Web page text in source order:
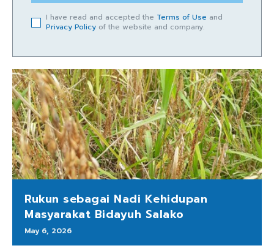
I have read and accepted the Terms of Use and
Privacy Policy of the website and company.
Rukun sebagai Nadi Kehidupan
Masyarakat Bidayuh Salako
May 6, 2026